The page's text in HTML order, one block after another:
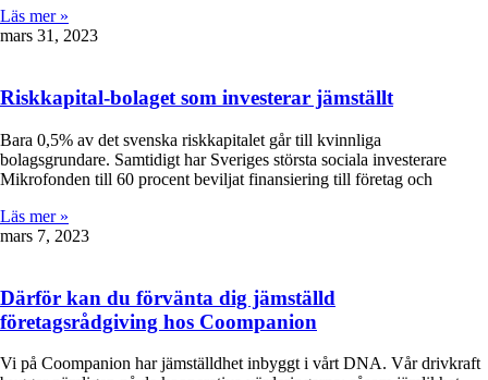
Läs mer »
mars 31, 2023
Riskkapital-bolaget som investerar jämställt
Bara 0,5% av det svenska riskkapitalet går till kvinnliga
bolagsgrundare. Samtidigt har Sveriges största sociala investerare
Mikrofonden till 60 procent beviljat finansiering till företag och
Läs mer »
mars 7, 2023
Därför kan du förvänta dig jämställd
företagsrådgiving hos Coompanion
Vi på Coompanion har jämställdhet inbyggt i vårt DNA. Vår drivkraft